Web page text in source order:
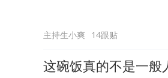
主持生小爽 14跟贴
这碗饭真的不是一般